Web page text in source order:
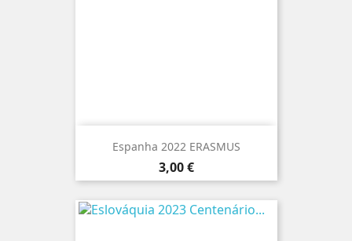
Espanha 2022 ERASMUS
Preço
3,00 €